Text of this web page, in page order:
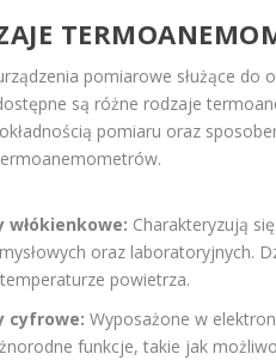
pomiarowe służące do
są różne rodzaje
pomiaru oraz
Charakteryzują
oraz laboratoryjnych.
powietrza.
cyfrowe: Wyposażone w
funkcje, takie jak